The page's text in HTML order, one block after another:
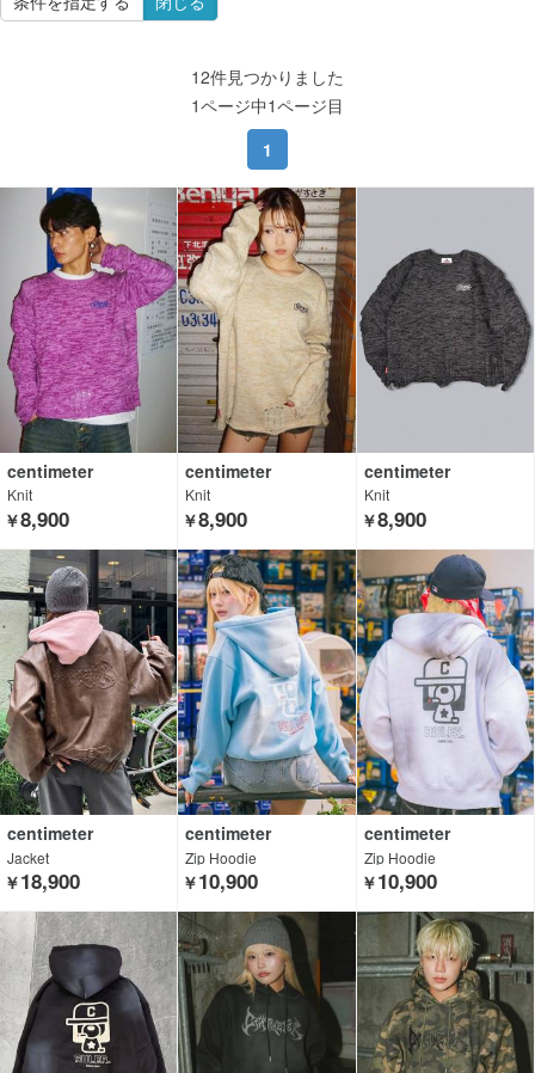
12件見つかりました
1ページ中1ページ目
1
centimeter
Knit
￥8,900
centimeter
Knit
￥8,900
centimeter
Knit
￥8,900
centimeter
Jacket
￥18,900
centimeter
Zip Hoodie
￥10,900
centimeter
Zip Hoodie
￥10,900